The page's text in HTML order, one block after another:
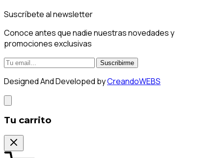
Suscríbete al newsletter
Conoce antes que nadie nuestras novedades y
promociones exclusivas
Suscribirme
Designed And Developed byCreandoWEBS
Tu carrito